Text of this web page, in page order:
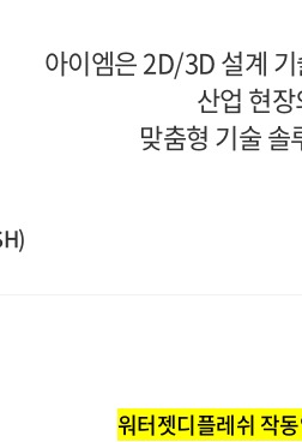
아이엠은 2D/3D 설계
산업 현
맞춤형 기술
워터젯디플레쉬 작